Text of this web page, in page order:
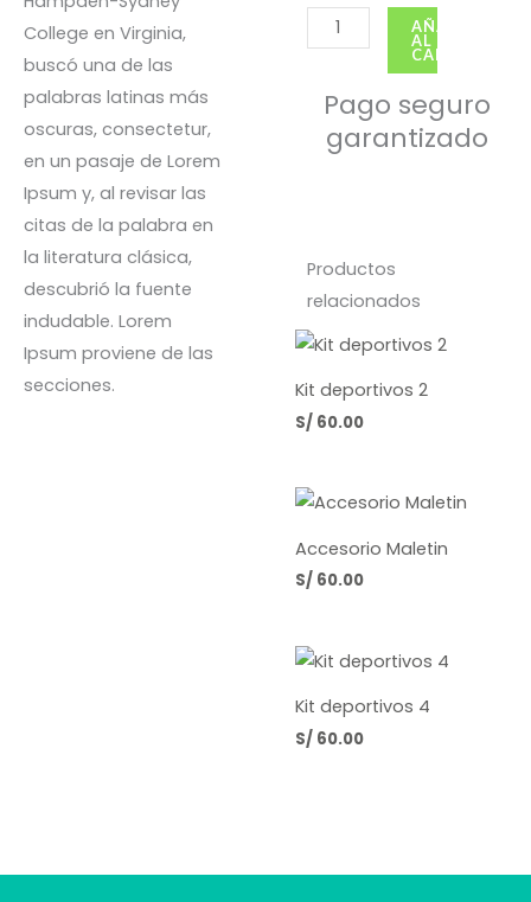
College en Virginia,
buscó una de las
palabras latinas más
oscuras, consectetur,
en un pasaje de Lorem
Ipsum y, al revisar las
citas de la palabra en
la literatura clásica,
descubrió la fuente
indudable. Lorem
Ipsum proviene de las
secciones.
deportivos
AÑADIR
AL
CARRITO
Pago seguro
garantizado
Productos
relacionados
Kit deportivos 2
S/ 60.00
Accesorio Maletin
S/ 60.00
Kit deportivos 4
S/ 60.00